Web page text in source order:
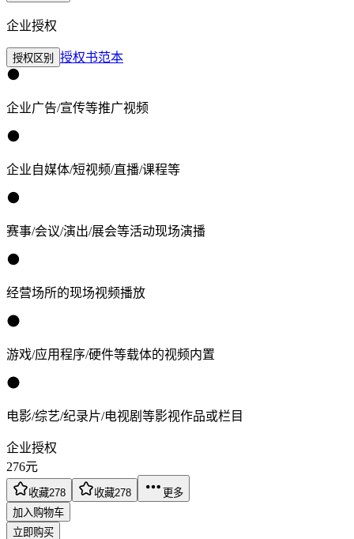
企业授权
授权区别 授权书范本
企业广告/宣传等推广视频
企业自媒体/短视频/直播/课程等
赛事/会议/演出/展会等活动现场演播
经营场所的现场视频播放
游戏/应用程序/硬件等载体的视频内置
电影/综艺/纪录片/电视剧等影视作品或栏目
企业授权
276元
收藏278 收藏278
更多
加入购物车
立即购买